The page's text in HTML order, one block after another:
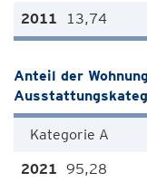
13,74
Anteil der
Kategorie A
95,28